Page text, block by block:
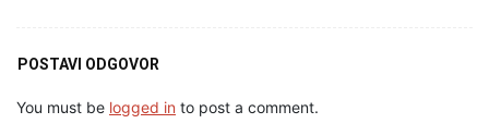
POSTAVI ODGOVOR
You must be logged in to post a comment.